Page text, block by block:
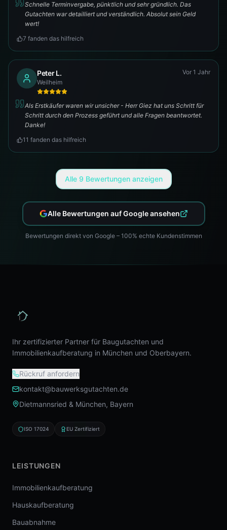
Schnelle Terminvergabe, pünktlich und sehr gründlich. Das
Gutachten war detailliert und verständlich. Absolut sein Geld
wert!
7 fanden das hilfreich
Peter L.
Weilheim
Vor 1 Jahr
Als Erstkäufer waren wir unsicher - Herr Giez hat uns Schritt für
Schritt durch den Prozess geführt und alle Fragen beantwortet.
Danke!
11 fanden das hilfreich
Alle 9 Bewertungen anzeigen
Alle Bewertungen auf Google ansehen
Bewertungen direkt von Google – 100% echte Kundenstimmen
Ihr zertifizierter Partner für Baugutachten und
Immobilienkaufberatung in München und Oberbayern.
Rückruf anfordern
kontakt@bauwerksgutachten.de
Dietmannsried & München, Bayern
ISO 17024 EU Zertifiziert
LEISTUNGEN
Immobilienkaufberatung
Hauskaufberatung
Bauabnahme